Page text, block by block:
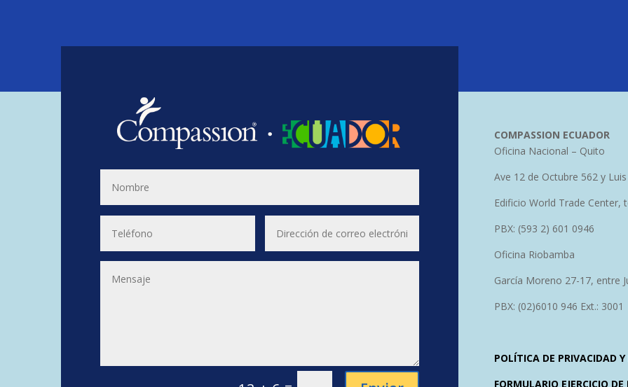
COMPASSION ECUADOR
Oficina Nacional – Quito
Ave 12 de Octubre 562 y
Edificio World Trade Center,
PBX: (593 2) 601 0946
Oficina Riobamba
García Moreno 27-17, entre
PBX: (02)6010 946 Ext.: 3001
POLÍTICA DE PRIVACIDAD
FORMULARIO EJERCICIO DE